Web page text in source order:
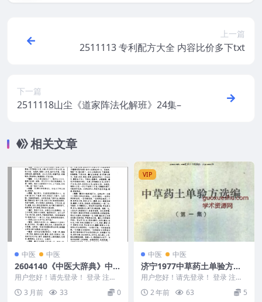
上一篇
2511113 专利配方大全 内容比价多下txt
下一篇
2511118山尘《道家阵法化解班》24集–
相关文章
中医 中医
2604140《中医大辞典》中医
学术的综合性辞书 李经纬[pd
f]
用户您好！请先登录！ 登录 注册
《中医大辞典》中医学术的综合性
辞书 李经纬[p...
3 月前 33 0
VIP
中医 中医
济宁1977中草药土单验方选
编 第一集
用户您好！请先登录！ 登录 注册
济宁1977中草药土单验方选编 第
一集 240...
2 年前 63 5